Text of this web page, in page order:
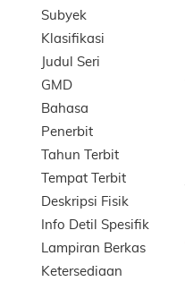
Subyek
Klasifikasi
Judul Seri
GMD
Bahasa
Penerbit
Tahun Terbit
Tempat Terbit
Deskripsi Fisik
Info Detil Spesifik
Lampiran Berkas
Ketersediaan